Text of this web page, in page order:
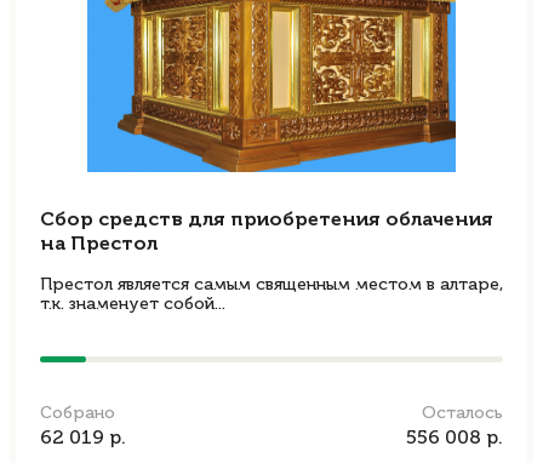
Сбор средств для приобретения облачения
на Престол
Престол является самым священным местом в алтаре,
т.к. знаменует собой...
Собрано
62 019 р.
Осталось
556 008 р.